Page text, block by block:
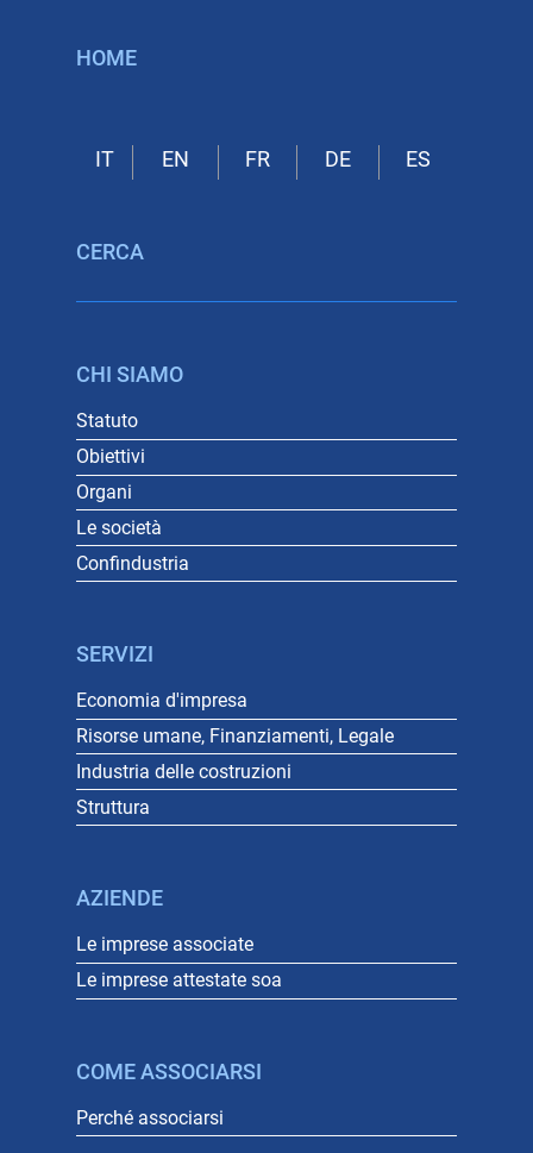
HOME
CERCA
CHI SIAMO
Statuto
Obiettivi
Organi
Le società
Confindustria
SERVIZI
Economia d'impresa
Risorse umane, Finanziamenti, Legale
Industria delle costruzioni
Struttura
AZIENDE
Le imprese associate
Le imprese attestate soa
COME ASSOCIARSI
Perché associarsi